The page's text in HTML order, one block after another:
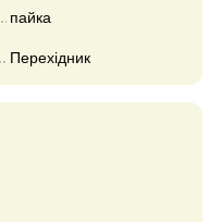
пайка
Перехідник